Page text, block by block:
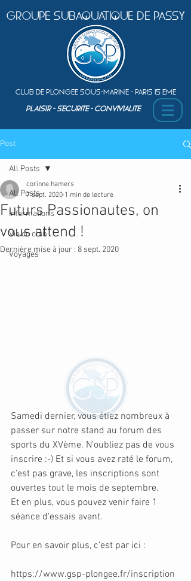
Groupe Subaquatique de Passy
Club de plongEe sous-marine - Paris 15 Eme
PLAISIR - SEcurite - ConvivialitE
Post
All Posts
Informations
Vie du club
Voyages
All Posts
Futurs Passionautes, on
vous attend !
corinne.hamers
7 sept. 2020 1 min de lecture
Dernière mise à jour : 8 sept. 2020
Samedi dernier, vous étiez nombreux à
passer sur notre stand au forum des
sports du XVème. N'oubliez pas de vous
inscrire :-) Et si vous avez raté le forum,
c'est pas grave, les inscriptions sont
ouvertes tout le mois de septembre.
Et en plus, vous pouvez venir faire 1
séance d'essais avant.
Pour en savoir plus, c'est par ici :
https://www.gsp-plongee.fr/inscription